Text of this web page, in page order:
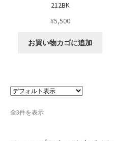
お中元ギフト特集
212BK
¥5,500
お買い物カゴに追加
全3件を表示